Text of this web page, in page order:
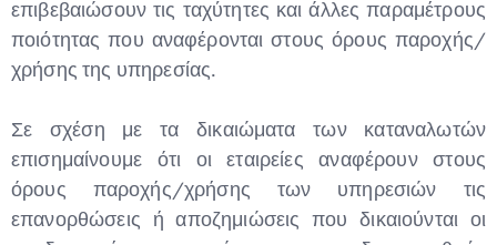
επιβεβαιώσουν τις ταχύτητες και άλλες παραμέτρους
ποιότητας που αναφέρονται στους όρους παροχής/
χρήσης της υπηρεσίας.
Σε σχέση με τα δικαιώματα των καταναλωτών
επισημαίνουμε ότι οι εταιρείες αναφέρουν στους
όρους παροχής/χρήσης των υπηρεσιών τις
επανορθώσεις ή αποζημιώσεις που δικαιούνται οι